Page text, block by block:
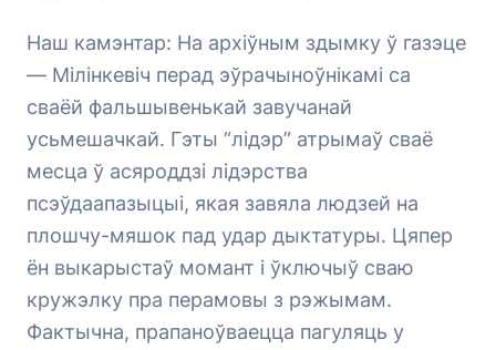
Наш камэнтар: На архіўным здымку ў газэце
— Мілінкевіч перад эўрачыноўнікамі са
сваёй фальшывенькай завучанай
усьмешачкай. Гэты “лідэр” атрымаў сваё
месца ў асяроддзі лідэрства
псэўдаапазыцыі, якая завяла людзей на
плошчу-мяшок пад удар дыктатуры. Цяпер
ён выкарыстаў момант і ўключыў сваю
кружэлку пра перамовы з рэжымам.
Фактычна, прапаноўваецца пагуляць у